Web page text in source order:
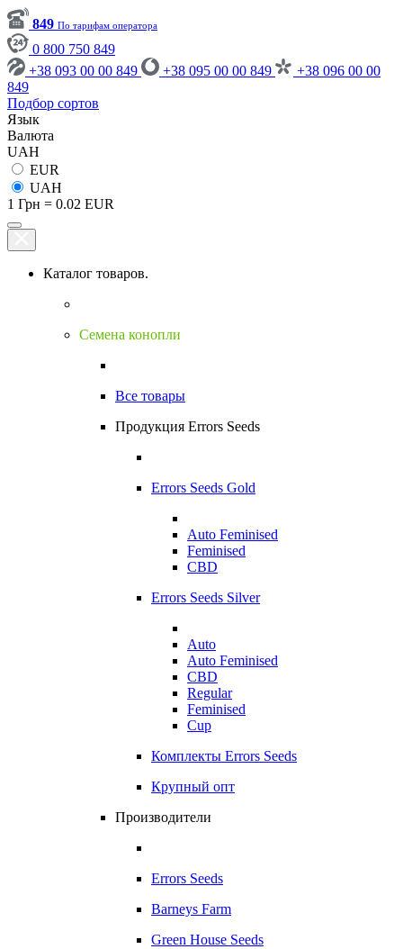
849 По тарифам оператора
0 800 750 849
+38 093 00 00 849
+38 095 00 00 849
+38 096 00 00
849
Подбор сортов
Язык
Валюта
UAH
EUR
UAH
1 Грн = 0.02 EUR
Каталог товаров.
Семена конопли
Все товары
Продукция Errors Seeds
Errors Seeds Gold
Auto Feminised
Feminised
CBD
Errors Seeds Silver
Auto
Auto Feminised
CBD
Regular
Feminised
Cup
Комплекты Errors Seeds
Крупный опт
Производители
Errors Seeds
Barneys Farm
Green House Seeds